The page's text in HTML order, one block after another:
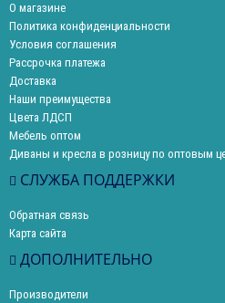
О магазине
Политика конфиденциальности
Условия соглашения
Рассрочка платежа
Доставка
Наши преимущества
Цвета ЛДСП
Мебель оптом
Диваны и кресла в розницу по оптовым
СЛУЖБА ПОДДЕРЖКИ
Обратная связь
Карта сайта
ДОПОЛНИТЕЛЬНО
Производители